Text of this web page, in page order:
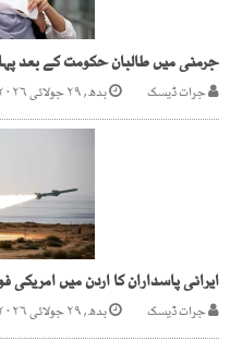
جرات ڈیسک بدھ, ۲۹ جولائی ۲۰۲۶
ایرانی پاسداران کا اردن میں
جرات ڈیسک بدھ, ۲۹ جولائی ۲۰۲۶